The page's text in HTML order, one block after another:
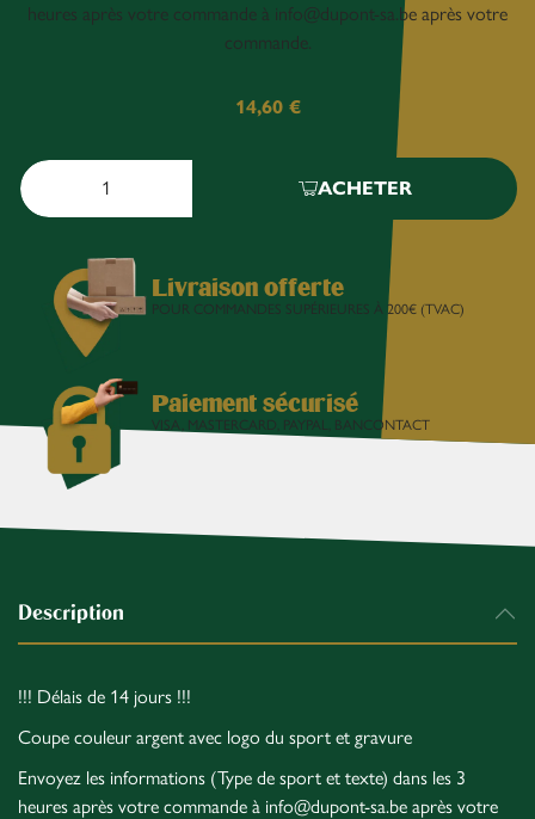
heures après votre commande à info@dupont-sa.be après votre
commande.
14,60 €
ACHETER
Livraison offerte
POUR COMMANDES SUPÉRIEURES À 200€ (TVAC)
Paiement sécurisé
VISA, MASTERCARD, PAYPAL, BANCONTACT
Description
!!! Délais de 14 jours !!!
Coupe couleur argent avec logo du sport et gravure
Envoyez les informations (Type de sport et texte) dans les 3
heures après votre commande à info@dupont-sa.be après votre